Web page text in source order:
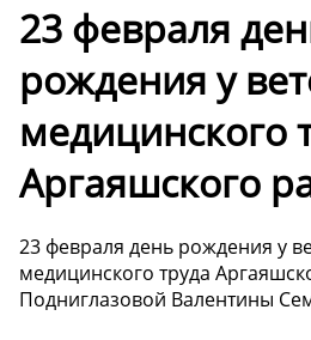
23 февраля
рождения у
медицинского
Аргаяшского
23 февраля день рождения у
медицинского труда
Подниглазовой Валентины